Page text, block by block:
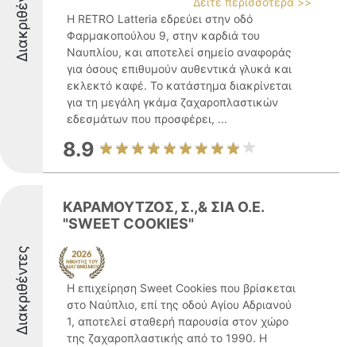
Η RETRO Latteria εδρεύει στην οδό
Φαρμακοπούλου 9, στην καρδιά του
Ναυπλίου, και αποτελεί σημείο αναφοράς
για όσους επιθυμούν αυθεντικά γλυκά και
εκλεκτό καφέ. Το κατάστημα διακρίνεται
για τη μεγάλη γκάμα ζαχαροπλαστικών
εδεσμάτων που προσφέρει, ...
8.9
Διακριθέντες
ΚΑΡΑΜΟΥΤΖΟΣ, Σ.,& ΣΙΑ Ο.Ε.
"SWEET COOKIES"
Η επιχείρηση Sweet Cookies που βρίσκεται
στο Ναύπλιο, επί της οδού Αγίου Αδριανού
1, αποτελεί σταθερή παρουσία στον χώρο
της ζαχαροπλαστικής από το 1990. Η